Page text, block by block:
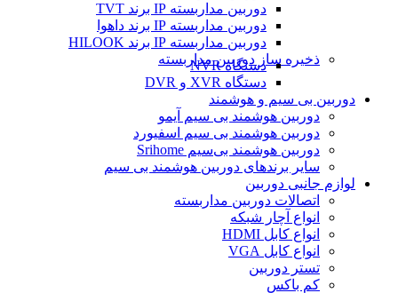
دوربین مداربسته IP برند TVT
دوربین مداربسته IP برند داهوا
دوربین مداربسته IP برند HILOOK
ذخیره ساز دوربین مداربسته
دستگاه NVR
دستگاه XVR و DVR
دوربین بی سیم و هوشمند
دوربین هوشمند بی سیم آیمو
دوربین هوشمند بی سیم اسفیورد
دوربین هوشمند بی‌سیم Srihome
سایر برندهای دوربین هوشمند بی سیم
لوازم جانبی دوربین
اتصالات دوربین مداربسته
انواع آچار شبکه
انواع کابل HDMI
انواع کابل VGA
تستر دوربین
کم باکس